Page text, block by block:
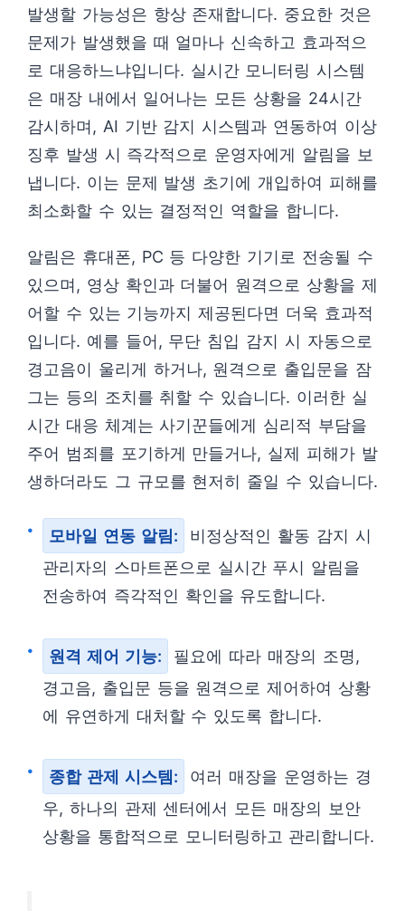
발생할 가능성은 항상 존재합니다. 중요한 것은
문제가 발생했을 때 얼마나 신속하고 효과적으
로 대응하느냐입니다. 실시간 모니터링 시스템
은 매장 내에서 일어나는 모든 상황을 24시간
감시하며, AI 기반 감지 시스템과 연동하여 이상
징후 발생 시 즉각적으로 운영자에게 알림을 보
냅니다. 이는 문제 발생 초기에 개입하여 피해를
최소화할 수 있는 결정적인 역할을 합니다.
알림은 휴대폰, PC 등 다양한 기기로 전송될 수
있으며, 영상 확인과 더불어 원격으로 상황을 제
어할 수 있는 기능까지 제공된다면 더욱 효과적
입니다. 예를 들어, 무단 침입 감지 시 자동으로
경고음이 울리게 하거나, 원격으로 출입문을 잠
그는 등의 조치를 취할 수 있습니다. 이러한 실
시간 대응 체계는 사기꾼들에게 심리적 부담을
주어 범죄를 포기하게 만들거나, 실제 피해가 발
생하더라도 그 규모를 현저히 줄일 수 있습니다.
모바일 연동 알림:
비정상적인 활동 감지 시
관리자의 스마트폰으로 실시간 푸시 알림을
전송하여 즉각적인 확인을 유도합니다.
원격 제어 기능:
필요에 따라 매장의 조명,
경고음, 출입문 등을 원격으로 제어하여 상황
에 유연하게 대처할 수 있도록 합니다.
종합 관제 시스템:
여러 매장을 운영하는 경
우, 하나의 관제 센터에서 모든 매장의 보안
상황을 통합적으로 모니터링하고 관리합니다.